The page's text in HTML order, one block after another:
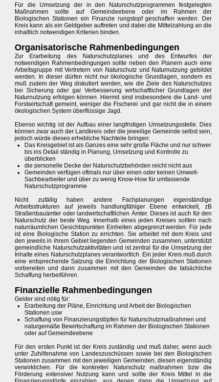
Für die Umsetzung der in den Naturschutzprogrammen festgelegten
Maßnahmen sollte auf Gemeindeebene oder im Rahmen der
Biologischen Stationen ein Finanzie rungstopf geschaffen werden. Der
Kreis kann als ein Geldgeber auftreten und dabei die Mittelzahlung an die
inhaltlich notwendigen Kriterien binden.
Organisatorische Rahmenbedingungen
Zur Erarbeitung des Naturschutzplanes und des Entwurfes der
notwendigen Rahmenbedingungen sollte neben den Planern auch eine
Arbeitsgruppe mit Vertretern von Naturschutz und Naturnutzung gebildet
werden. In dieser dürfen nicht nur ökologische Grundlagen, sondern es
muß zudem der Weg diskutiert werden, wie die Ziele des Naturschutzes
bei Sicherung oder gar Verbesserung wirtschaftlicher Grundlagen der
Naturnutzung erfolgen können. Hiermit sind insbesondere die Land- und
Forstwirtschaft gemeint, weniger die Fischerei und gar nicht die in einem
ökologischen System überflüssige Jagd.
Ebenso wichtig ist der Aufbau einer langfristigen Umsetzungsstelle. Dies
können zwar auch der Landkreis oder die jeweilige Gemeinde selbst sein,
jedoch würde dieses erhebliche Nachteile bringen:
Das Kreisgebiet ist als Ganzes eine sehr große Fläche und nur schwer
bis ins Detail ständig in Planung, Umsetzung und Kontrolle zu
überblicken
die personelle Decke der Naturschutzbehörden reicht nicht aus
Gemeinden verfügen oftmals nur über einen oder keinen Umwelt-
Sachbearbeiter und über zu wenig Know-How für umfassende
Naturschutzprogramme
Nicht zufällig haben andere Fachplanungen eigenständige
Arbeitsstrukturen auf jeweils handlungfähiger Ebene entwickelt, zB
Straßenbauämter oder landwirtschaftlichen Ämter. Dieses ist auch für den
Naturschutz der beste Weg. Innerhalb eines jeden Kreises sollten nach
naturräumlichen Gesichtspunkten Einheiten abgegrenzt werden. Für jede
ist eine Biologische Station zu errichten. Sie arbeitet mit dem Kreis und
den jeweils in ihrem Gebiet liegenden Gemeinden zusammen, unterstützt
gemeindliche Naturschutzaktivitäten und ist zentral für die Umsetzung der
Inhalte eines Naturschutzplanes verantwortlich. Ein jeder Kreis muß durch
eine entsprechende Satzung die Einrichtung der Biologischen Stationen
vorbereiten und dann zusammen mit den Gemeinden die tatsächliche
Schaffung herbeiführen.
Finanzielle Rahmenbedingungen
Gelder sind nötig für:
Erarbeitung der Pläne, Einrichtung und Arbeit der Biologischen
Stationen usw
Schaffung von Finanzierungstöpfen für Naturschutzmaßnahmen und
naturgemäße Bewirtschaftung im Rahmen der Biologischen Stationen
oder auf Gemeindeebene
Für den ersten Punkt ist der Kreis zuständig und muß daher, wenn auch
unter Zuhilfenahme von Landeszuschüssen sowie bei den Biologischen
Stationen zusammen mit den jeweiligen Gemeinden, diesen eigenständig
verwirklichen. Für die konkreten Naturschutz maßnahmen bzw die
Förderung extensiver Nutzung kann und sollte der Kreis Mittel in die